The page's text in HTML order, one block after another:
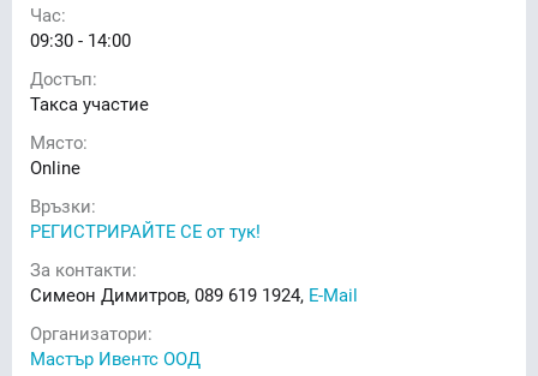
Час:
09:30 - 14:00
Достъп:
Такса участие
Място:
Online
Връзки:
РЕГИСТРИРАЙТЕ СЕ от тук!
За контакти:
Симеон Димитров, 089 619 1924, E-Mail
Организатори:
Мастър Ивентс ООД